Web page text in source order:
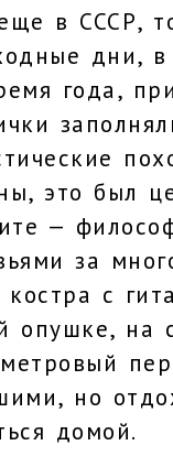
в СССР,
дни,
года,
это был
—
за
с
опушке, на
но
домой.